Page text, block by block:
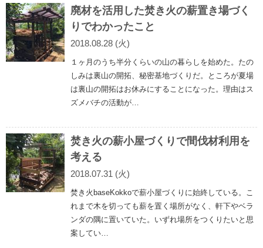
廃材を活用した焚き火の薪置き場づく
りでわかったこと
2018.08.28 (火)
１ヶ月のうち半分くらいの山の暮らしを始めた。たの
しみは裏山の開拓、秘密基地づくりだ。ところが夏場
は裏山の開拓はお休みにすることになった。理由はス
ズメバチの活動が…
焚き火の薪小屋づくりで間伐材利用を
考える
2018.07.31 (火)
焚き火baseKokkoで薪小屋づくりに始終している。こ
れまで木を切っても薪を置く場所がなく、軒下やベラ
ンダの隅に置いていた。いずれ場所をつくりたいと思
案してい…